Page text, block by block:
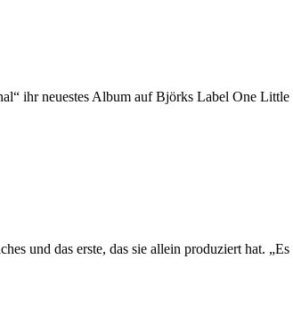
ihr neuestes Album auf Björks Label One Little
und das erste, das sie allein produziert hat.